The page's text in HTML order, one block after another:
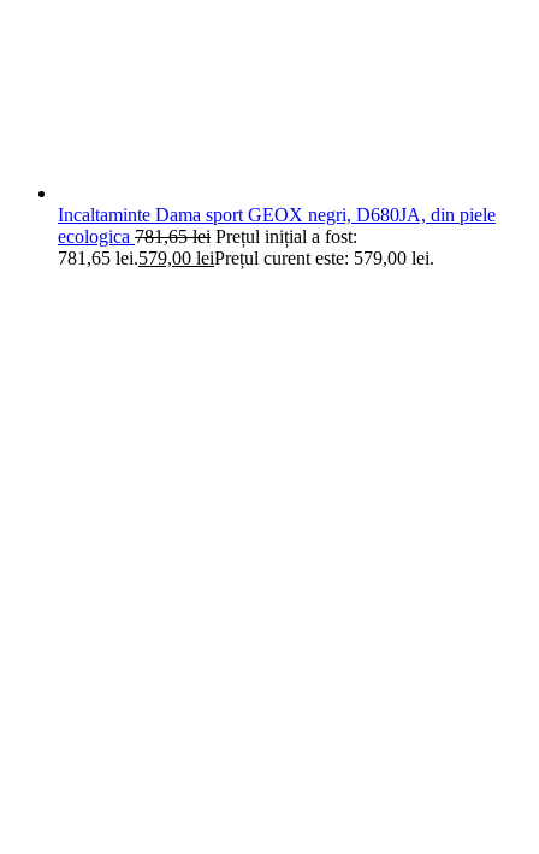
Incaltaminte Dama sport GEOX negri, D680JA, din piele
ecologica 781,65lei Prețul inițial a fost:
781,65 lei.579,00 leiPrețul curent este: 579,00 lei.